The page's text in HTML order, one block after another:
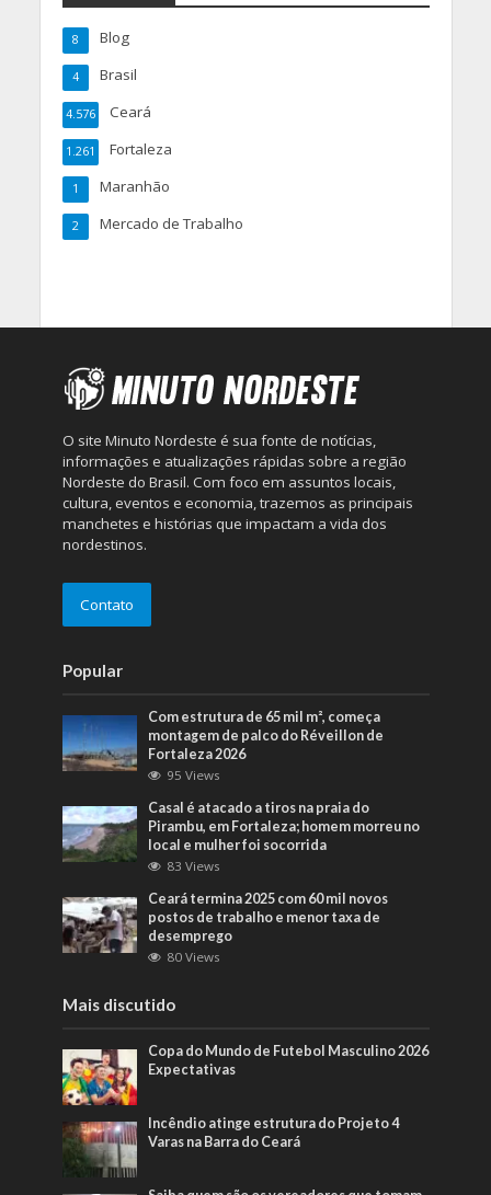
Blog
8
Brasil
4
Ceará
4.576
Fortaleza
1.261
Maranhão
1
Mercado de Trabalho
2
O site Minuto Nordeste é sua fonte de notícias,
informações e atualizações rápidas sobre a região
Nordeste do Brasil. Com foco em assuntos locais,
cultura, eventos e economia, trazemos as principais
manchetes e histórias que impactam a vida dos
nordestinos.
Contato
Popular
Com estrutura de 65 mil m², começa
montagem de palco do Réveillon de
Fortaleza 2026
95 Views
Casal é atacado a tiros na praia do
Pirambu, em Fortaleza; homem morreu no
local e mulher foi socorrida
83 Views
Ceará termina 2025 com 60 mil novos
postos de trabalho e menor taxa de
desemprego
80 Views
Mais discutido
Copa do Mundo de Futebol Masculino 2026
Expectativas
Incêndio atinge estrutura do Projeto 4
Varas na Barra do Ceará